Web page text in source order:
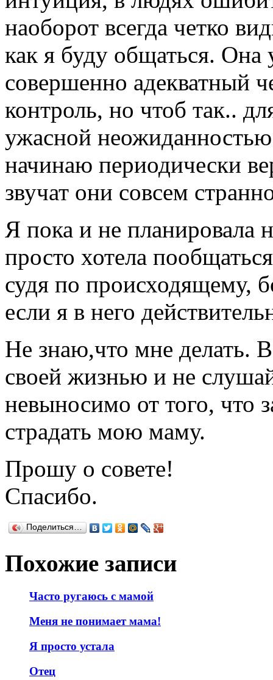
наоборот всегда четко
как я буду общаться.
совершенно адекватный
контроль, но чтоб так..
ужасной
начинаю периодически
звучат они совсем
Я пока и не планировала
просто хотела
судя по происходящему,
если я в него
Не знаю,что мне делать.
своей жизнью и не
невыносимо от того, что
страдать мою маму.
Прошу о совете!
Спасибо.
Поделиться…
Похожие записи
Часто ругаюсь с мамой
Меня не понимает мама!
Я просто устала
Отец